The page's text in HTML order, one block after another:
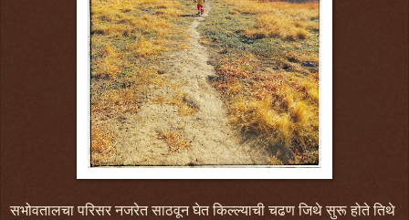
सभोवतालचा परिसर नजरेत साठवून घेत किल्ल्याची चढण जिथे सुरू होते तिथे